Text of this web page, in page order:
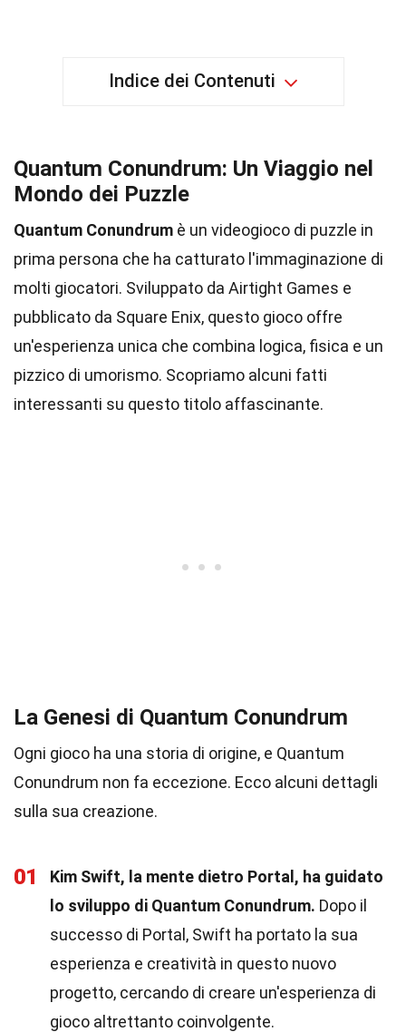
Indice dei Contenuti
Quantum Conundrum: Un Viaggio nel
Mondo dei Puzzle
Quantum Conundrum è un videogioco di puzzle in
prima persona che ha catturato l'immaginazione di
molti giocatori. Sviluppato da Airtight Games e
pubblicato da Square Enix, questo gioco offre
un'esperienza unica che combina logica, fisica e un
pizzico di umorismo. Scopriamo alcuni fatti
interessanti su questo titolo affascinante.
La Genesi di Quantum Conundrum
Ogni gioco ha una storia di origine, e Quantum
Conundrum non fa eccezione. Ecco alcuni dettagli
sulla sua creazione.
01
Kim Swift, la mente dietro Portal, ha guidato
lo sviluppo di Quantum Conundrum. Dopo il
successo di Portal, Swift ha portato la sua
esperienza e creatività in questo nuovo
progetto, cercando di creare un'esperienza di
gioco altrettanto coinvolgente.